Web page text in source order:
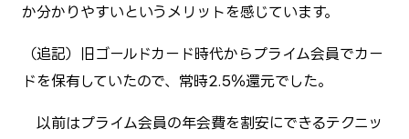
か分かりやすいというメリットを感じています。
（追記）旧ゴールドカード時代からプライム会員でカー
ドを保有していたので、常時2.5％還元でした。
以前はプライム会員の年会費を割安にできるテクニッ